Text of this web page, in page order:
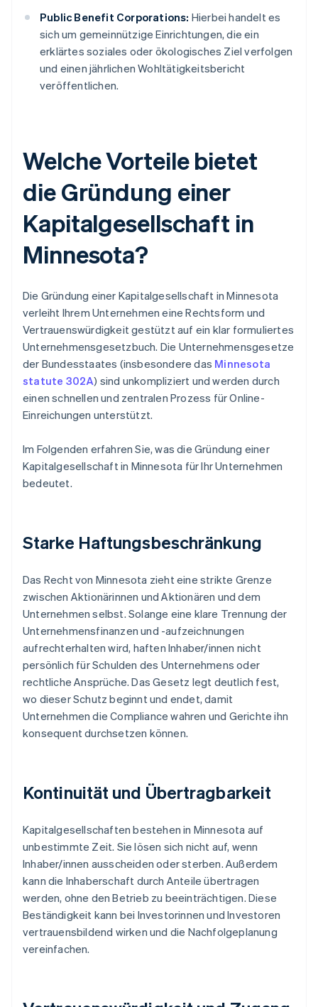
Public Benefit Corporations: Hierbei handelt es
sich um gemeinnützige Einrichtungen, die ein
erklärtes soziales oder ökologisches Ziel verfolgen
und einen jährlichen Wohltätigkeitsbericht
veröffentlichen.
Welche Vorteile bietet
die Gründung einer
Kapitalgesellschaft in
Minnesota?
Die Gründung einer Kapitalgesellschaft in Minnesota
verleiht Ihrem Unternehmen eine Rechtsform und
Vertrauenswürdigkeit gestützt auf ein klar formuliertes
Unternehmensgesetzbuch. Die Unternehmensgesetze
der Bundesstaates (insbesondere das Minnesota
statute 302A) sind unkompliziert und werden durch
einen schnellen und zentralen Prozess für Online-
Einreichungen unterstützt.
Im Folgenden erfahren Sie, was die Gründung einer
Kapitalgesellschaft in Minnesota für Ihr Unternehmen
bedeutet.
Starke Haftungsbeschränkung
Das Recht von Minnesota zieht eine strikte Grenze
zwischen Aktionärinnen und Aktionären und dem
Unternehmen selbst. Solange eine klare Trennung der
Unternehmensfinanzen und -aufzeichnungen
aufrechterhalten wird, haften Inhaber/innen nicht
persönlich für Schulden des Unternehmens oder
rechtliche Ansprüche. Das Gesetz legt deutlich fest,
wo dieser Schutz beginnt und endet, damit
Unternehmen die Compliance wahren und Gerichte ihn
konsequent durchsetzen können.
Kontinuität und Übertragbarkeit
Kapitalgesellschaften bestehen in Minnesota auf
unbestimmte Zeit. Sie lösen sich nicht auf, wenn
Inhaber/innen ausscheiden oder sterben. Außerdem
kann die Inhaberschaft durch Anteile übertragen
werden, ohne den Betrieb zu beeinträchtigen. Diese
Beständigkeit kann bei Investorinnen und Investoren
vertrauensbildend wirken und die Nachfolgeplanung
vereinfachen.